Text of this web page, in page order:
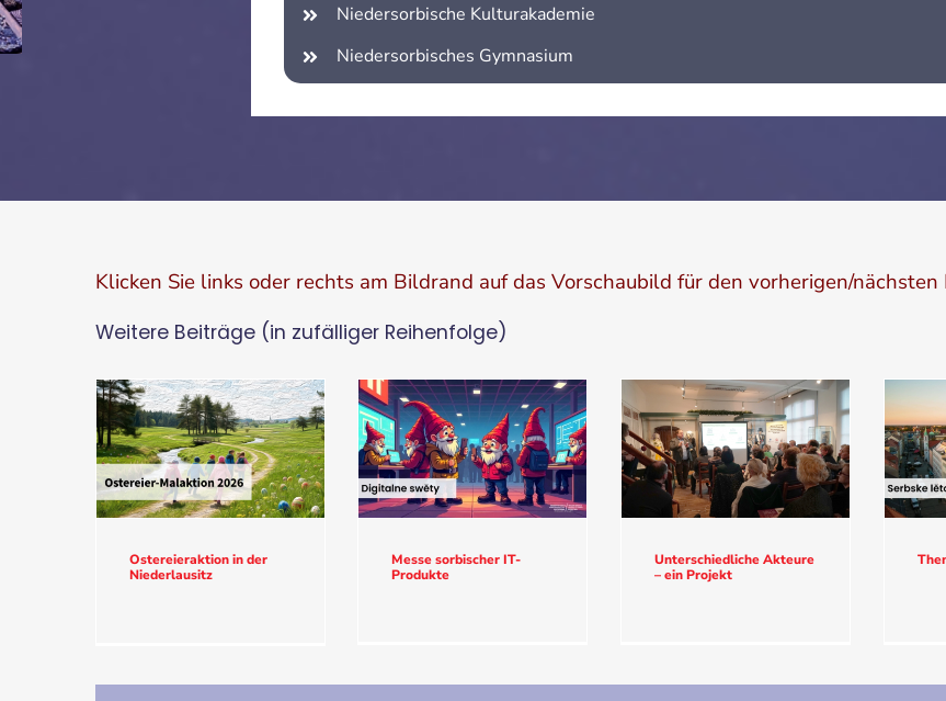
Niedersorbische Kulturakademie
Niedersorbisches Gymnasium
Klicken Sie links oder rechts am Bildrand auf das Vorschaubild für den vorherigen/nächsten
Weitere Beiträge (in zufälliger Reihenfolge)
Ostereieraktion in der
Niederlausitz
Messe sorbischer IT-
Produkte
Unterschiedliche Akteure
– ein Projekt